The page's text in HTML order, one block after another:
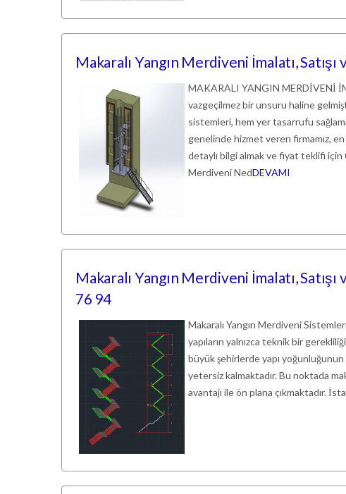
Makaralı Yangın Merdiveni İmalatı,
MAKARALI YANGIN MERDİVENİ
vazgeçilmez bir unsuru haline
sistemleri, hem yer tasarrufu
genelinde hizmet veren firmamız,
detaylı bilgi almak ve fiyat teklifi için
Merdiveni NedDEVAMI
Makaralı Yangın Merdiveni İmalatı,
76 94
Makaralı Yangın Merdiveni
yapıların yalnızca teknik bir
büyük şehirlerde yapı
yetersiz kalmaktadır. Bu noktada
avantajı ile ön plana çıkmaktadır.